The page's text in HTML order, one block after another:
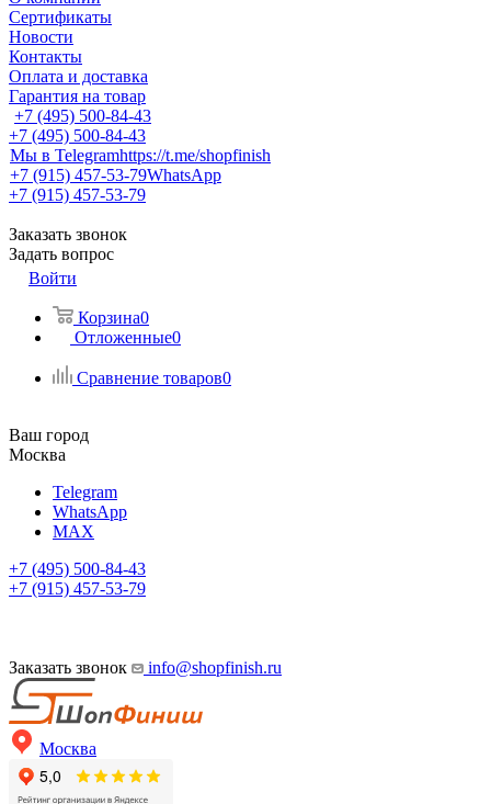
Сертификаты
Новости
Контакты
Оплата и доставка
Гарантия на товар
+7 (495) 500-84-43
+7 (495) 500-84-43
Мы в Telegramhttps://t.me/shopfinish
+7 (915) 457-53-79WhatsApp
+7 (915) 457-53-79
Заказать звонок
Задать вопрос
Войти
Корзина0
Отложенные0
Сравнение товаров0
Ваш город
Москва
Telegram
WhatsApp
MAX
+7 (495) 500-84-43
+7 (915) 457-53-79
Заказать звонок info@shopfinish.ru
Москва